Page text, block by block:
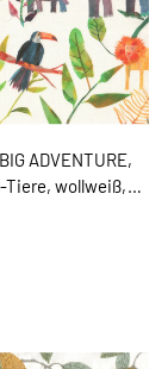
ADVENTURE,
Tiere, wollweiß,